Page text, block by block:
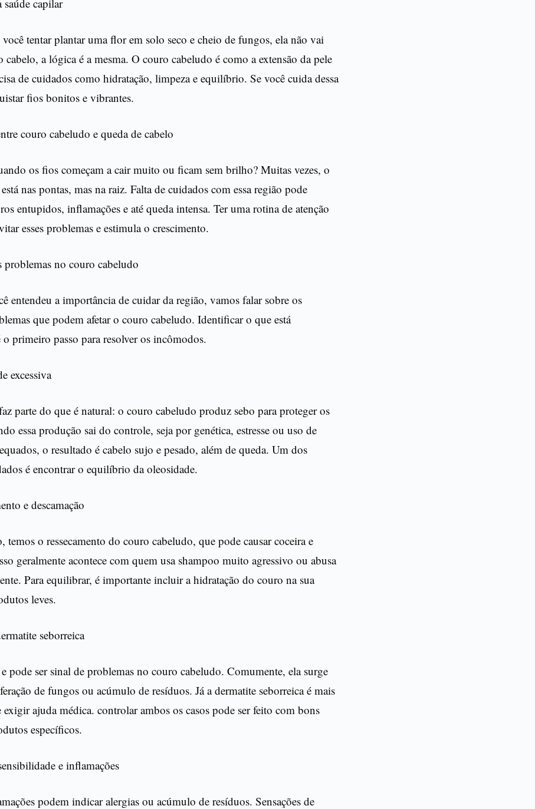
capilar
você tentar plantar uma flor em solo seco e cheio de fungos, ela não vai
cabelo, a lógica é a mesma. O couro cabeludo é como a extensão da pele
de cuidados como hidratação, limpeza e equilíbrio. Se você cuida dessa
fios bonitos e vibrantes.
couro cabeludo e queda de cabelo
os fios começam a cair muito ou ficam sem brilho? Muitas vezes, o
nas pontas, mas na raiz. Falta de cuidados com essa região pode
entupidos, inflamações e até queda intensa. Ter uma rotina de atenção
esses problemas e estimula o crescimento.
no couro cabeludo
entendeu a importância de cuidar da região, vamos falar sobre os
que podem afetar o couro cabeludo. Identificar o que está
o primeiro passo para resolver os incômodos.
excessiva
parte do que é natural: o couro cabeludo produz sebo para proteger os
essa produção sai do controle, seja por genética, estresse ou uso de
o resultado é cabelo sujo e pesado, além de queda. Um dos
é encontrar o equilíbrio da oleosidade.
e descamação
temos o ressecamento do couro cabeludo, que pode causar coceira e
geralmente acontece com quem usa shampoo muito agressivo ou abusa
Para equilibrar, é importante incluir a hidratação do couro na sua
leves.
seborreica
pode ser sinal de problemas no couro cabeludo. Comumente, ela surge
de fungos ou acúmulo de resíduos. Já a dermatite seborreica é mais
exigir ajuda médica. controlar ambos os casos pode ser feito com bons
específicos.
e inflamações
podem indicar alergias ou acúmulo de resíduos. Sensações de